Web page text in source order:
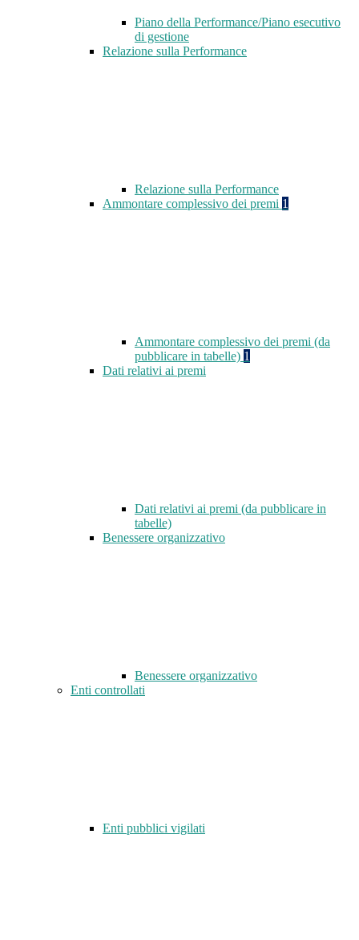
Piano della Performance/Piano esecutivo
di gestione
Relazione sulla Performance
Relazione sulla Performance
Ammontare complessivo dei premi 1
Ammontare complessivo dei premi (da
pubblicare in tabelle) 1
Dati relativi ai premi
Dati relativi ai premi (da pubblicare in
tabelle)
Benessere organizzativo
Benessere organizzativo
Enti controllati
Enti pubblici vigilati